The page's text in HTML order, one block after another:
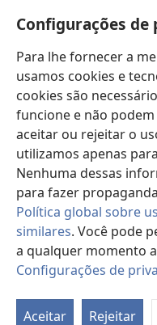
Configurações de
Para lhe fornecer a
usamos cookies e
cookies são
funcione e não
aceitar ou rejeitar o
utilizamos apenas
Nenhuma dessas
para fazer
Política global sobre
similares. Você pode
a qualquer momento
Configurações de
Aceitar Rejeitar
(abre
nova
janela)
Biblioteca On-line da
(abre
nova
janela)JW Hub
(abre
nova
janela)JW Library
Watchtower Library
Copyright© 2026 Watch
TERMOS DE USO | POLÍTICA